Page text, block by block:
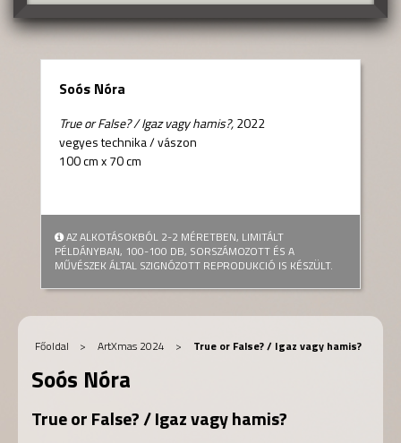
Soós Nóra
True or False? / Igaz vagy hamis?,2022
vegyes technika/vászon
100 cm x 70 cm
AZ ALKOTÁSOKBÓL 2-2 MÉRETBEN, LIMITÁLT
PÉLDÁNYBAN, 100-100 DB, SORSZÁMOZOTT ÉS A
MŰVÉSZEK ÁLTAL SZIGNÓZOTT REPRODUKCIÓ IS KÉSZÜLT.
Főoldal > ArtXmas 2024 > True or False? / Igaz vagy hamis?
Soós Nóra
True or False? / Igaz vagy hamis?